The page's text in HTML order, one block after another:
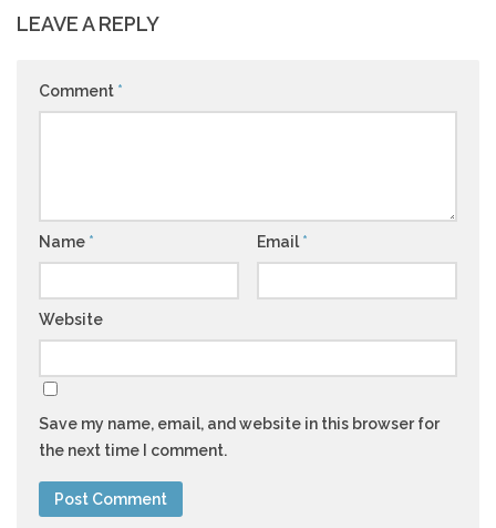
LEAVE A REPLY
Comment *
Name * Email *
Website
Save my name, email, and website in this browser for
the next time I comment.